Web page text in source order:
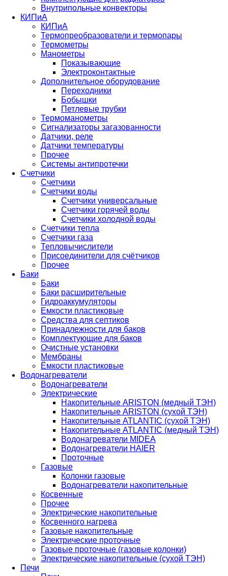
Внутрипольные конвекторы
КИПиА
КИПиА
Термопреобразователи и термопары
Термометры
Манометры
Показывающие
Электроконтактные
Дополнительное оборудование
Переходники
Бобышки
Петлевые трубки
Термоманометры
Сигнализаторы загазованности
Датчики, реле
Датчики температуры
Прочее
Системы антипротечки
Счетчики
Счетчики
Счетчики воды
Счетчики универсальные
Счетчики горячей воды
Счетчики холодной воды
Счетчики тепла
Счетчики газа
Тепловычислители
Присоединители для счётчиков
Прочее
Баки
Баки
Баки расширительные
Гидроаккумуляторы
Емкости пластиковые
Средства для септиков
Принадлежности для баков
Комплектующие для баков
Очистные установки
Мембраны
Ёмкости пластиковые
Водонагреватели
Водонагреватели
Электрические
Накопительные ARISTON (медный ТЭН)
Накопительные ARISTON (сухой ТЭН)
Накопительные ATLANTIC (сухой ТЭН)
Накопительные ATLANTIC (медный ТЭН)
Водонагреватели MIDEA
Водонагреватели HAIER
Проточные
Газовые
Колонки газовые
Водонагреватели накопительные
Косвенные
Прочее
Электрические накопительные
Косвенного нагрева
Газовые накопительные
Электрические проточные
Газовые проточные (газовые колонки)
Электрические накопительные (сухой ТЭН)
Печи